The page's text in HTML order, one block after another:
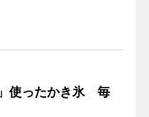
使ったかき氷 毎